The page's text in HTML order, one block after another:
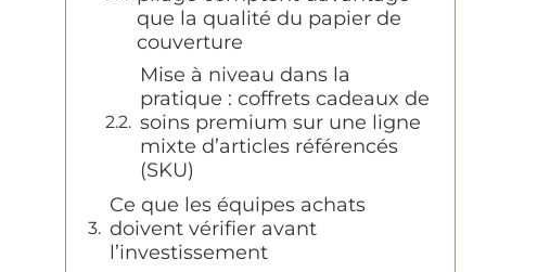
que la qualité du papier de
couverture
Mise à niveau dans la
pratique : coffrets cadeaux de
soins premium sur une ligne
mixte d’articles référencés
(SKU)
Ce que les équipes achats
doivent vérifier avant
l’investissement